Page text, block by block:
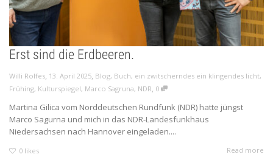
Erst sind die Erdbeeren.
Willi Rolfes, 13. April 2025, Blog, Buch, ein zwitscherndes ein klingendes licht,
Frühing, Kulturspiegel, Marco Sagruna, NDR, 0
Martina Gilica vom Norddeutschen Rundfunk (NDR) hatte jüngst
Marco Sagurna und mich in das NDR-Landesfunkhaus
Niedersachsen nach Hannover eingeladen....
0 likes Read more